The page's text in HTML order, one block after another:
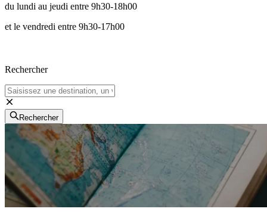
du lundi au jeudi entre 9h30-18h00
et le vendredi entre 9h30-17h00
Rechercher
Rechercher